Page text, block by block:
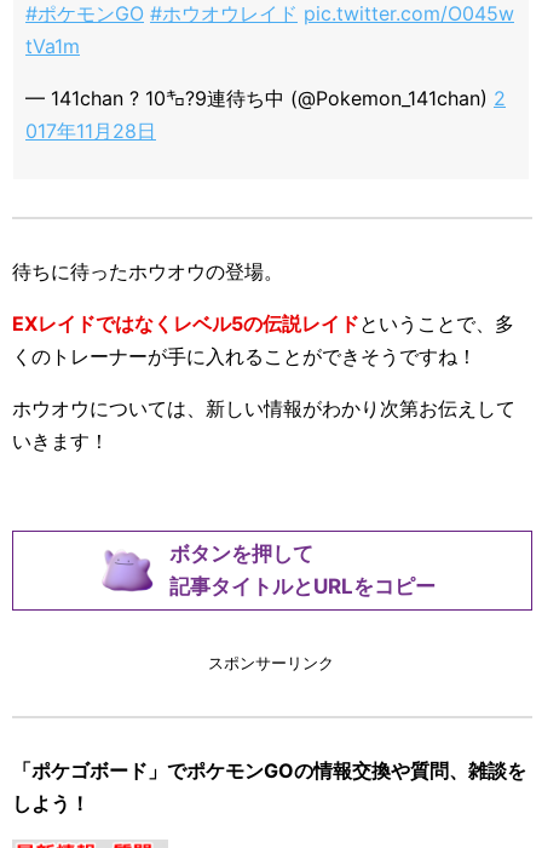
#ポケモンGO #ホウオウレイド pic.twitter.com/O045w
tVa1m
— 141chan ? 10㌔?9連待ち中 (@Pokemon_141chan) 2
017年11月28日
待ちに待ったホウオウの登場。
EXレイドではなくレベル5の伝説レイドということで、多
くのトレーナーが手に入れることができそうですね！
ホウオウについては、新しい情報がわかり次第お伝えして
いきます！
ボタンを押して
記事タイトルとURLをコピー
スポンサーリンク
「ポケゴボード」でポケモンGOの情報交換や質問、雑談を
しよう！